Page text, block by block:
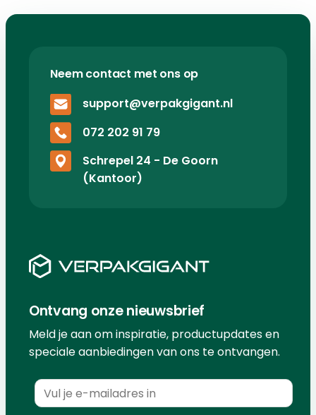
Neem contact met ons op
support@verpakgigant.nl
072 202 91 79
Schrepel 24 - De Goorn
(Kantoor)
Ontvang onze nieuwsbrief
Meld je aan om inspiratie, productupdates en
speciale aanbiedingen van ons te ontvangen.